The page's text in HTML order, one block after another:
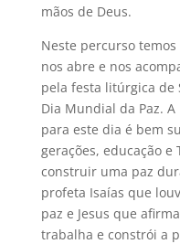
mãos de Deus.
Neste percurso
nos abre e nos
pela festa litúrgica de
Dia Mundial da Paz.
para este dia é bem
gerações, educação
construir uma paz
profeta Isaías que
paz e Jesus que
trabalha e constrói a